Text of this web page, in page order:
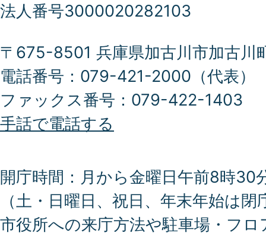
法人番号3000020282103
〒675-8501 兵庫県加古川市加古川
電話番号：079-421-2000（代表）
ファックス番号：079-422-1403
手話で電話する
開庁時間：月から金曜日午前8時30
（土・日曜日、祝日、年末年始は閉
市役所への来庁方法や駐車場・フ